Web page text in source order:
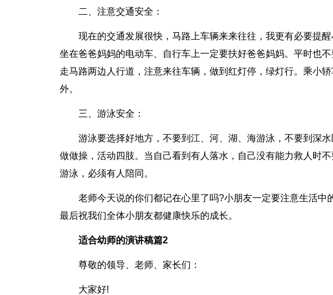
二、注意交通安全：
现在的交通发展很快，马路上车辆来来往往，我更有必要提
坐在爸爸妈妈的电动车、自行车上一定要扶好爸爸妈妈。平时也
走马路两边人行道，注意来往车辆，做到红灯停，绿灯行。乘小
外。
三、游泳安全：
游泳要选择好地方，不要到江、河、湖、海游泳，不要到深
做做操，活动四肢。当自己看到有人落水，自己没有能力救人时
游泳，必须有人陪同。
老师今天说的你们都记在心里了吗?小朋友一定要注意生活中
最后祝我们全体小朋友都健康快乐的成长。
适合幼师的演讲稿篇2
尊敬的领导、老师、家长们：
大家好!